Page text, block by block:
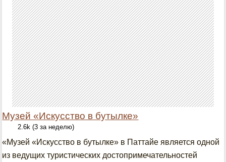
Музей «Искусство в бутылке»
2.6k (3 за неделю)
«Музей «Искусство в бутылке» в Паттайе является одной
из ведущих туристических достопримечательностей